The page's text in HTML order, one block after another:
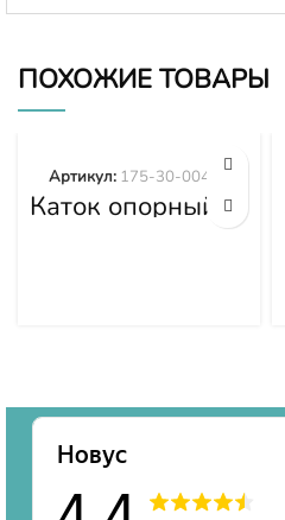
ПОХОЖИЕ ТОВАРЫ
Каток опорный
двубортный 175-
Артикул: 175-30-00492